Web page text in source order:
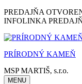
Skip
to
PREDAJŇA
INFOLINKA
PRÍRODNÝ KAMEŇ
MSP MARTIŠ, s.r.o.
MENU